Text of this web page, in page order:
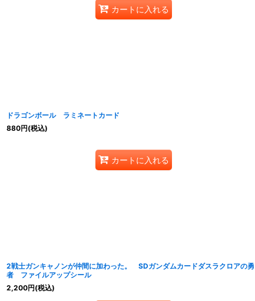
カートに入れる
ドラゴンボール ラミネートカード
880円(税込)
カートに入れる
2戦士ガンキャノンが仲間に加わった。 SDガンダムカードダスラクロアの勇
者 ファイルアップシール
2,200円(税込)